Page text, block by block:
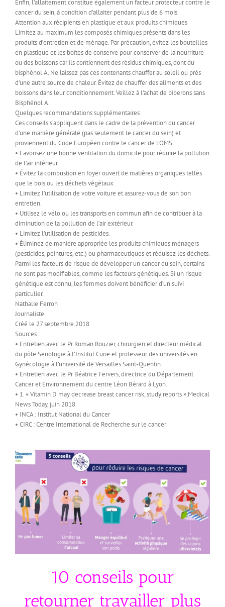
Enfin, l’allaitement constitue également un facteur protecteur contre le
cancer du sein, à condition d’allaiter pendant plus de 6 mois.
Attention aux récipients en plastique et aux produits chimiques
Limitez au maximum les composés chimiques présents dans les
produits d’entretien et de ménage. Par précaution, évitez les bouteilles
en plastique et les boîtes de conserve pour conserver de la nourriture
ou des boissons car ils contiennent des résidus chimiques, dont du
bisphénol A. Ne laissez pas ces contenants chauffer au soleil ou près
d’une autre source de chaleur. Évitez de chauffer des aliments et des
boissons dans leur conditionnement. Veillez à l’achat de biberons sans
Bisphénol A.
Quelques recommandations supplémentaires
Ces conseils s’appliquent dans le cadre de la prévention du cancer
d’une manière générale (pas seulement le cancer du sein) et
proviennent du Code Européen contre le cancer de l’OMS :
• Favorisez une bonne ventilation du domicile pour réduire la pollution
de l’air intérieur.
• Évitez la combustion en foyer ouvert de matières organiques telles
que le bois ou les déchets végétaux.
• Limitez l’utilisation de votre voiture et assurez-vous de son bon
entretien.
• Utilisez le vélo ou les transports en commun afin de contribuer à la
diminution de la pollution de l’air extérieur.
• Limitez l’utilisation de pesticides.
• Éliminez de manière appropriée les produits chimiques ménagers
(pesticides, peintures, etc.) ou pharmaceutiques et réduisez les déchets.
Parmi les facteurs de risque de développer un cancer du sein, certains
ne sont pas modifiables, comme les facteurs génétiques. Si un risque
génétique est connu, les femmes doivent bénéficier d’un suivi
particulier.
Nathalie Ferron
Journaliste
Créé le 27 septembre 2018
Sources :
• Entretien avec le Pr Roman Rouzier, chirurgien et directeur médical
du pôle Senologie à l’Institut Curie et professeur des universités en
Gynécologie à l’université de Versailles Saint-Quentin.
• Entretien avec le Pr Béatrice Fervers, directrice du Département
Cancer et Environnement du centre Léon Bérard à Lyon.
• 1. « Vitamin D may decrease breast cancer risk, study reports »,Medical
News Today, juin 2018
• INCA : Institut National du Cancer
• CIRC : Centre International de Recherche sur le cancer
10 conseils pour
retourner travailler plus